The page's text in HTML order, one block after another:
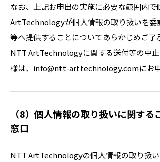
なお、上記お申出の実施に必要な範囲内
ArtTechnologyが個人情報の取り扱いを委
等へ提供することについてあらかじめご了
NTT ArtTechnologyに関する送付等の中
様は、 info@ntt-arttechnology.comにお
（8）個人情報の取り扱いに関する
窓口
NTT ArtTechnologyの個人情報の取り扱